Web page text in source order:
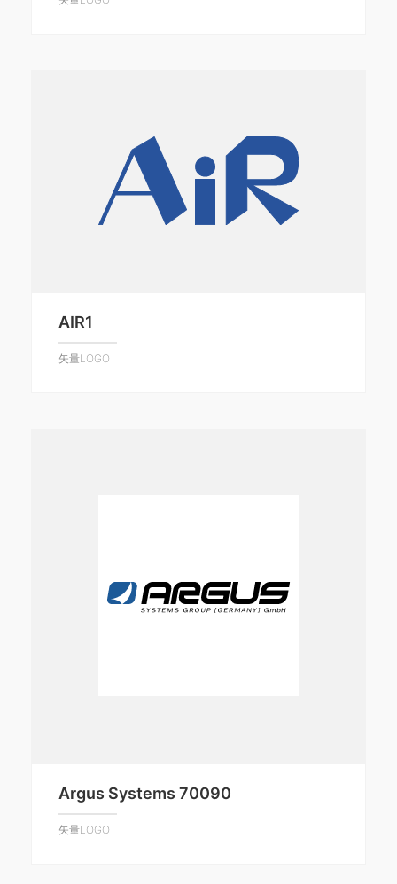
AIR1
矢量LOGO
Argus Systems 70090
矢量LOGO